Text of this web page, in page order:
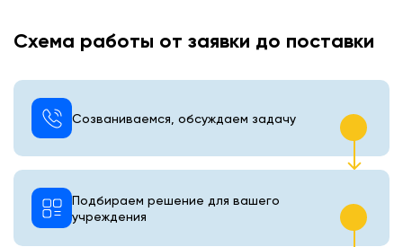
Схема работы от заявки до поставки
Созваниваемся, обсуждаем задачу
Подбираем решение для вашего
учреждения